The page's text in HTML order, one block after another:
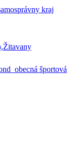
kraj
športová